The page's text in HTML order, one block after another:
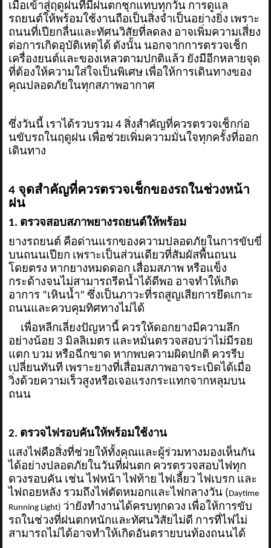
เมื่อเข้าสู่ฤดูฝนที่มีฝนตกชุกแทบทุกวัน การดูแล
รถยนต์ให้พร้อมใช้งานถือเป็นสิ่งจำเป็นอย่างยิ่ง เพราะ
ถนนที่เปียกลื่นและทัศนวิสัยที่ลดลง อาจเพิ่มความเสี่ยง
ต่อการเกิดอุบัติเหตุได้ ดังนั้น นอกจากการตรวจเช็ก
เครื่องยนต์และของเหลวตามปกติแล้ว ยังมีอีกหลายจุด
ที่ต้องให้ความใส่ใจเป็นพิเศษ เพื่อให้การเดินทางของ
คุณปลอดภัยในทุกสภาพอากาศ
ซึ่งวันนี้ เราได้รวบรวม 4 สิ่งสำคัญที่ควรตรวจเช็กก่อ
นขับรถในฤดูฝน เพื่อช่วยเพิ่มความมั่นใจทุกครั้งที่ออก
เดินทาง
4 จุดสำคัญที่ควรตรวจเช็กของรถในช่วงหน้า
ฝน
1. ตรวจสอบสภาพยางรถยนต์ให้พร้อม
ยางรถยนต์ คือด่านแรกของความปลอดภัยในการขับขี่
บนถนนเปียก เพราะเป็นส่วนเดียวที่สัมผัสพื้นถนน
โดยตรง หากยางหมดดอก เสื่อมสภาพ หรือแข็ง
กระด้างจนไม่สามารถรีดน้ำได้ดีพอ อาจทำให้เกิด
อาการ “เหินน้ำ” ซึ่งเป็นภาวะที่รถสูญเสียการยึดเกาะ
ถนนและควบคุมทิศทางไม่ได้
เพื่อหลีกเลี่ยงปัญหานี้ ควรให้ดอกยางมีความลึก
อย่างน้อย 3 มิลลิเมตร และหมั่นตรวจสอบว่าไม่มีรอย
แตก บวม หรือฉีกขาด หากพบความผิดปกติ ควรรีบ
เปลี่ยนทันที เพราะยางที่เสื่อมสภาพอาจระเบิดได้เมื่อ
วิ่งด้วยความเร็วสูงหรือเจอแรงกระแทกจากหลุมบน
ถนน
2. ตรวจไฟรอบคันให้พร้อมใช้งาน
แสงไฟคือสิ่งที่ช่วยให้ทั้งคุณและผู้ร่วมทางมองเห็นกัน
ได้อย่างปลอดภัยในวันที่ฝนตก ควรตรวจสอบไฟทุก
ดวงรอบคัน เช่น ไฟหน้า ไฟท้าย ไฟเลี้ยว ไฟเบรก และ
ไฟถอยหลัง รวมถึงไฟตัดหมอกและไฟกลางวัน (Daytime
Running Light) ว่ายังทำงานได้ครบทุกดวง เพื่อให้การขับ
รถในช่วงที่ฝนตกหนักและทัศนวิสัยไม่ดี การที่ไฟไม่
สามารถไม่ได้อาจทำให้เกิดอันตรายบนท้องถนนได้